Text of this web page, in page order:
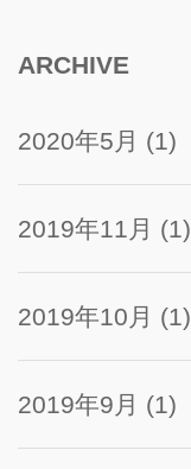
ARCHIVE
2020年5月 (1)
2019年11月 (1)
2019年10月 (1)
2019年9月 (1)